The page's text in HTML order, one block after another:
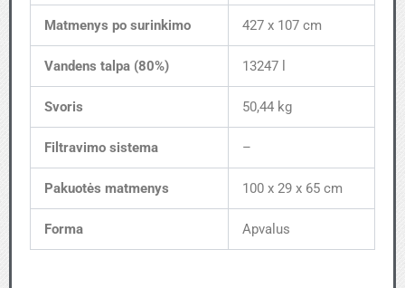
Matmenys po surinkimo 427 x 107 cm
Vandens talpa (80%) 13247 l
Svoris 50,44 kg
Filtravimo sistema –
Pakuotės matmenys 100 x 29 x 65 cm
Forma Apvalus